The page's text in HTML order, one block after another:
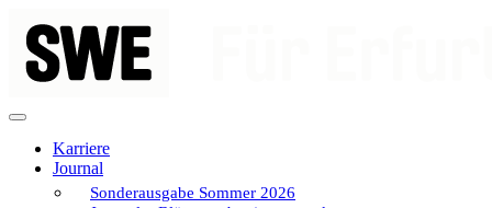
Inhalt
springen
Karriere
Journal
Sonderausgabe Sommer 2026